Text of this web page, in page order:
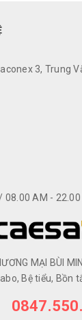
3, Trung
AM - 22.00
MẠI BÙI
Bệ tiểu, Bồn